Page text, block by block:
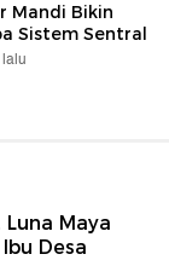
Mandi Bikin
Sistem Sentral
Maya
Desa